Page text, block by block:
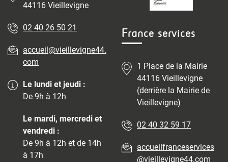
44116 Vieillevigne
02 40 26 50 21
accueil@vieillevigne44.
com
Le lundi et jeudi :
De 9h à 12h
Le mardi, mercredi et
vendredi :
De 9h à 12h et de 14h
à 17h
France services
1 Place de la Mairie
44116 Vieillevigne
(derrière la Mairie de
Vieillevigne)
02 40 32 59 17
accueilfranceservices
@vieillevigne44.com